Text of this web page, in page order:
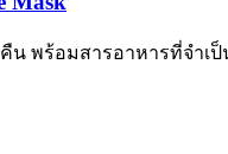
น พร้อมสารอาหารที่จำเป็